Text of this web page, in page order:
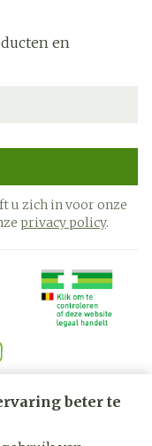
beter te
en
u zich in voor onze
privacy policy.